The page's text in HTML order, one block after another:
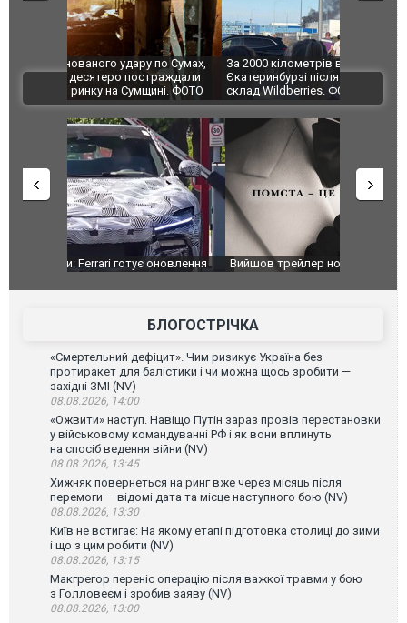
За 2000 кілометрів від кордону з Україною: в
Єкатеринбурзі після атаки дронів загорівся
склад Wildberries. ФОТО. ВІДЕО
"Мої
ВІДЕО
Вийшов трейлер нової екранізації легендарного
БЛОГОСТРІЧКА
«Смертельний дефіцит». Чим ризикує Україна без
протиракет для балістики і чи можна щось зробити —
західні ЗМІ (NV)
08.08.2026, 14:00
«Ожвити» наступ. Навіщо Путін зараз провів перестановки
у військовому командуванні РФ і як вони вплинуть
на спосіб ведення війни (NV)
08.08.2026, 13:45
Хижняк повернеться на ринг вже через місяць після
перемоги — відомі дата та місце наступного бою (NV)
08.08.2026, 13:30
Київ не встигає: На якому етапі підготовка столиці до зими
і що з цим робити (NV)
08.08.2026, 13:15
Макгрегор переніс операцію після важкої травми у бою
з Голловеєм і зробив заяву (NV)
08.08.2026, 13:00